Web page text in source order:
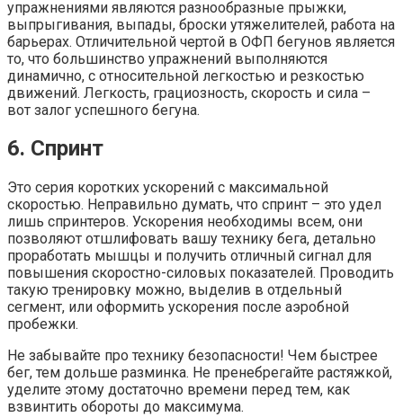
упражнениями являются разнообразные прыжки,
выпрыгивания, выпады, броски утяжелителей, работа на
барьерах. Отличительной чертой в ОФП бегунов является
то, что большинство упражнений выполняются
динамично, с относительной легкостью и резкостью
движений. Легкость, грациозность, скорость и сила –
вот залог успешного бегуна.
6. Спринт
Это серия коротких ускорений с максимальной
скоростью. Неправильно думать, что спринт – это удел
лишь спринтеров. Ускорения необходимы всем, они
позволяют отшлифовать вашу технику бега, детально
проработать мышцы и получить отличный сигнал для
повышения скоростно-силовых показателей. Проводить
такую тренировку можно, выделив в отдельный
сегмент, или оформить ускорения после аэробной
пробежки.
Не забывайте про технику безопасности! Чем быстрее
бег, тем дольше разминка. Не пренебрегайте растяжкой,
уделите этому достаточно времени перед тем, как
взвинтить обороты до максимума.